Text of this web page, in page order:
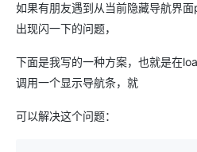
如果有朋友遇到从当前隐藏导航界
出现闪一下的问题，
下面是我写的一种方案，也就是在
调用一个显示导航条，就
可以解决这个问题：